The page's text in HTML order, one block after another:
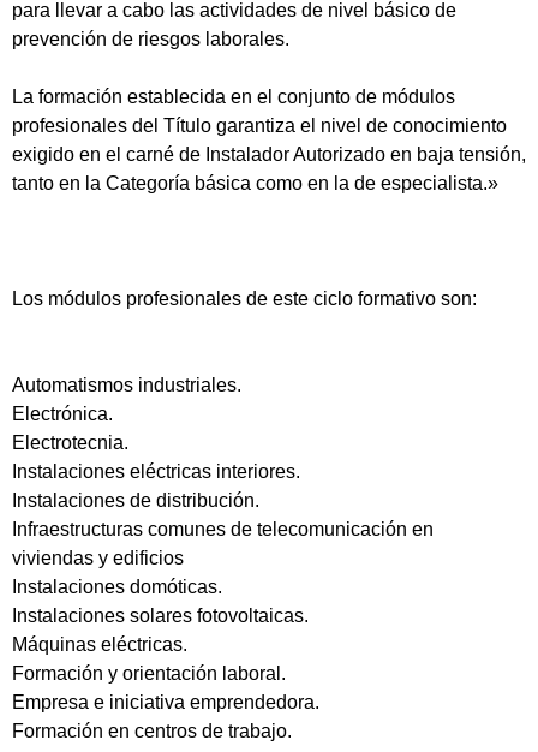
para llevar a cabo las actividades de nivel básico de
prevención de riesgos laborales.
La formación establecida en el conjunto de módulos
profesionales del Título garantiza el nivel de conocimiento
exigido en el carné de Instalador Autorizado en baja tensión,
tanto en la Categoría básica como en la de especialista.»
Los módulos profesionales de este ciclo formativo son:
Automatismos industriales.
Electrónica.
Electrotecnia.
Instalaciones eléctricas interiores.
Instalaciones de distribución.
Infraestructuras comunes de telecomunicación en
viviendas y edificios
Instalaciones domóticas.
Instalaciones solares fotovoltaicas.
Máquinas eléctricas.
Formación y orientación laboral.
Empresa e iniciativa emprendedora.
Formación en centros de trabajo.